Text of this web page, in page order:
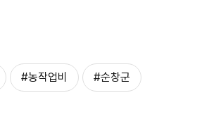
#농작업비 #순창군